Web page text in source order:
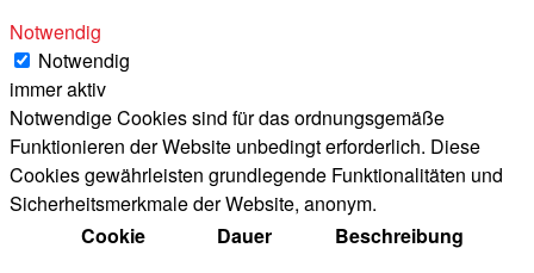
Notwendig
Notwendig
immer aktiv
Notwendige Cookies sind für das ordnungsgemäße
Funktionieren der Website unbedingt erforderlich. Diese
Cookies gewährleisten grundlegende Funktionalitäten und
Sicherheitsmerkmale der Website, anonym.
Cookie
Dauer Beschreibung